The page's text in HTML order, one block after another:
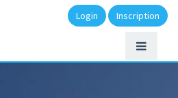
Login Inscription